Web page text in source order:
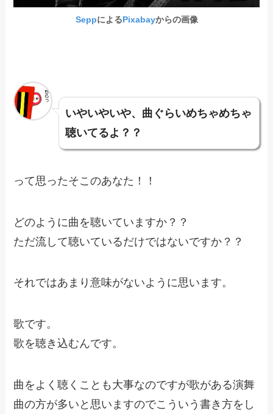
SeppによるPixabayからの画像
いやいやいや、曲ぐらいめちゃめちゃ
聴いてるよ？？
って思ったそこのあなた！！
どのように曲を聴いていますか？？
ただ流して聴いているだけではないですか？？
それではあまり意味がないように思います。
歌です。
歌を聴き込むんです。
曲をよく聴くことも大事なのですが歌がある演舞
曲の方が多いと思いますのでこういう書き方をし